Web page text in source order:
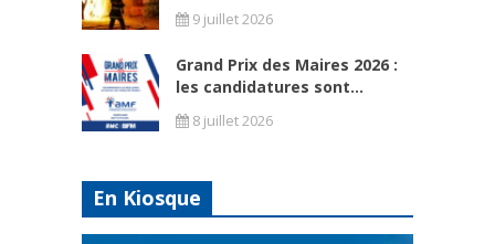
9 juillet 2026
Grand Prix des Maires 2026 :
les candidatures sont...
8 juillet 2026
En Kiosque